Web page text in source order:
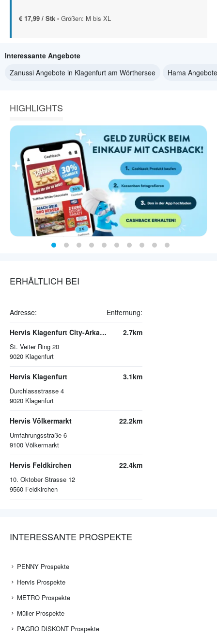
€ 17,99 / Stk - Größen: M bis XL
Interessante Angebote
Zanussi Angebote in Klagenfurt am Wörthersee
Hama
HIGHLIGHTS
ERHÄLTLICH BEI
Adresse: Entfernung:
Hervis Klagenfurt City-Arkaden
St. Veiter Ring 20
9020 Klagenfurt
2.7km
Hervis Klagenfurt
Durchlassstrasse 4
9020 Klagenfurt
3.1km
Hervis Völkermarkt
Umfahrungsstraße 6
9100 Völkermarkt
22.2km
Hervis Feldkirchen
10. Oktober Strasse 12
9560 Feldkirchen
22.4km
INTERESSANTE PROSPEKTE
PENNY Prospekte
Hervis Prospekte
METRO Prospekte
Müller Prospekte
PAGRO DISKONT Prospekte